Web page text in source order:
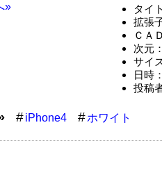
»
タイ
拡張
ＣＡ
次元
サイ
日時
投稿
iPhone4 ホワイト